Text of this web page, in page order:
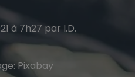
à 7h27 par I.D.
Pixabay